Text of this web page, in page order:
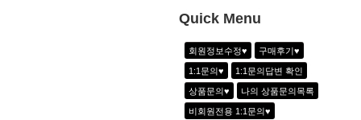
3 스티치 패치포인트 라운드 반팔티
4 하이웨이스트8부 조거팬츠_2color
5 더블 플리츠 sk_네온그린(속바지장착)
Quick Menu
회원정보수정♥ 구매후기♥
1:1문의♥ 1:1문의답변 확인
상품문의♥ 나의 상품문의목록
비회원전용 1:1문의♥